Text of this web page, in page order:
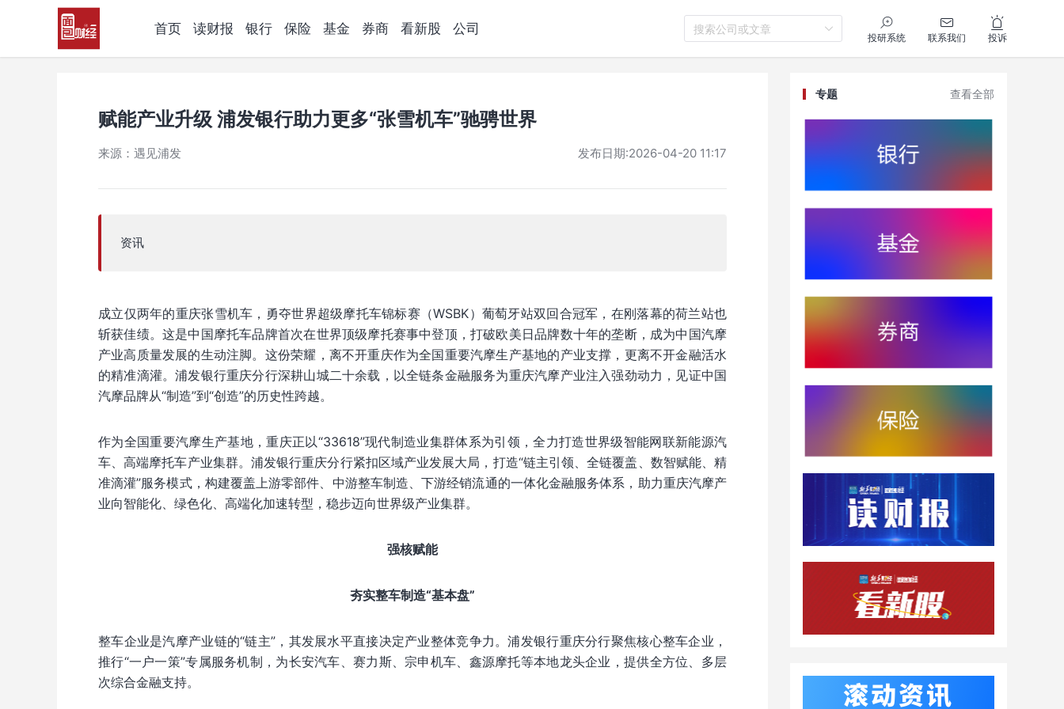
首页 读财报 银行 保险 基金 券商 看新股 公司 搜索公司或文章
投研系统 联系我们 投诉
赋能产业升级 浦发银行助力更多“张雪机车”驰骋世界
来源：遇见浦发 发布日期:2026-04-20 11:17
资讯
成立仅两年的重庆张雪机车，勇夺世界超级摩托车锦标赛（WSBK）葡萄牙站双回合冠军，在刚落幕的荷兰站也
斩获佳绩。这是中国摩托车品牌首次在世界顶级摩托赛事中登顶，打破欧美日品牌数十年的垄断，成为中国汽摩
产业高质量发展的生动注脚。这份荣耀，离不开重庆作为全国重要汽摩生产基地的产业支撑，更离不开金融活水
的精准滴灌。浦发银行重庆分行深耕山城二十余载，以全链条金融服务为重庆汽摩产业注入强劲动力，见证中国
汽摩品牌从“制造”到“创造”的历史性跨越。
作为全国重要汽摩生产基地，重庆正以“33618”现代制造业集群体系为引领，全力打造世界级智能网联新能源汽
车、高端摩托车产业集群。浦发银行重庆分行紧扣区域产业发展大局，打造“链主引领、全链覆盖、数智赋能、精
准滴灌”服务模式，构建覆盖上游零部件、中游整车制造、下游经销流通的一体化金融服务体系，助力重庆汽摩产
业向智能化、绿色化、高端化加速转型，稳步迈向世界级产业集群。
强核赋能
夯实整车制造“基本盘”
整车企业是汽摩产业链的“链主”，其发展水平直接决定产业整体竞争力。浦发银行重庆分行聚焦核心整车企业，
推行“一户一策”专属服务机制，为长安汽车、赛力斯、宗申机车、鑫源摩托等本地龙头企业，提供全方位、多层
次综合金融支持。
专题 查看全部